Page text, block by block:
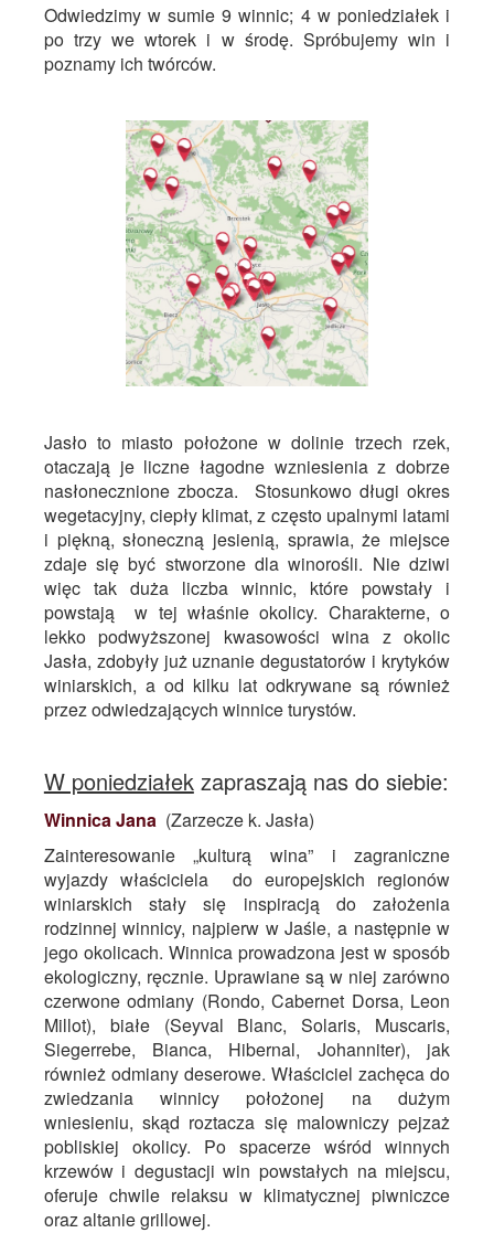
Odwiedzimy w sumie 9 winnic; 4 w poniedziałek i
po trzy we wtorek i w środę. Spróbujemy win i
poznamy ich twórców.
Jasło to miasto położone w dolinie trzech rzek,
otaczają je liczne łagodne wzniesienia z dobrze
nasłonecznione zbocza. Stosunkowo długi okres
wegetacyjny, ciepły klimat, z często upalnymi latami
i piękną, słoneczną jesienią, sprawia, że miejsce
zdaje się być stworzone dla winorośli. Nie dziwi
więc tak duża liczba winnic, które powstały i
powstają w tej właśnie okolicy. Charakterne, o
lekko podwyższonej kwasowości wina z okolic
Jasła, zdobyły już uznanie degustatorów i krytyków
winiarskich, a od kilku lat odkrywane są również
przez odwiedzających winnice turystów.
W poniedziałekzapraszają nas do siebie:
Winnica Jana(Zarzecze k. Jasła)
Zainteresowanie „kulturą wina” i zagraniczne
wyjazdy właściciela do europejskich regionów
winiarskich stały się inspiracją do założenia
rodzinnej winnicy, najpierw w Jaśle, a następnie w
jego okolicach. Winnica prowadzona jest w sposób
ekologiczny, ręcznie. Uprawiane są w niej zarówno
czerwone odmiany (Rondo, Cabernet Dorsa, Leon
Millot), białe (Seyval Blanc, Solaris, Muscaris,
Siegerrebe, Bianca, Hibernal, Johanniter), jak
również odmiany deserowe. Właściciel zachęca do
zwiedzania winnicy położonej na dużym
wniesieniu, skąd roztacza się malowniczy pejzaż
pobliskiej okolicy. Po spacerze wśród winnych
krzewów i degustacji win powstałych na miejscu,
oferuje chwile relaksu w klimatycznej piwniczce
oraz altanie grillowej.